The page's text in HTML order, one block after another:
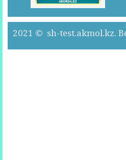
2021 © sh-test.akmol.kz.